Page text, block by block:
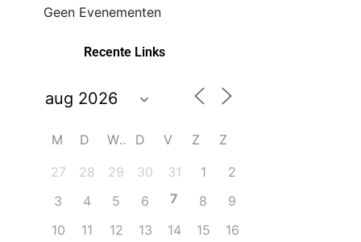
Geen Evenementen
Recente Links
M D W D V Z
Z
27
28 29 30 31 1
2
3
4 5 6 7 8
9
10
11 12 13 14 15
16